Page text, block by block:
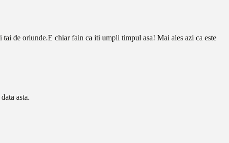
de oriunde.E chiar fain ca iti umpli timpul asa! Mai ales azi ca este
asta.